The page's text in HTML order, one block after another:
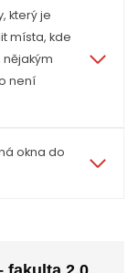
který je
místa, kde
není
okna do